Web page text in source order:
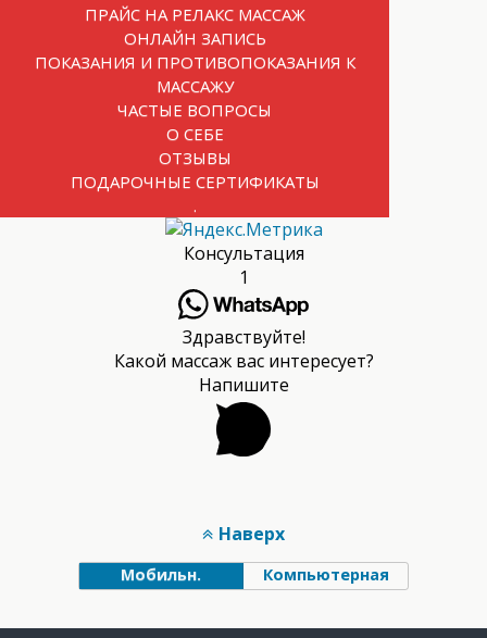
ПРАЙС НА РЕЛАКС МАССАЖ
ОНЛАЙН ЗАПИСЬ
ПОКАЗАНИЯ И ПРОТИВОПОКАЗАНИЯ К
МАССАЖУ
ЧАСТЫЕ ВОПРОСЫ
О СЕБЕ
ОТЗЫВЫ
ПОДАРОЧНЫЕ СЕРТИФИКАТЫ
.
Консультация
1
Здравствуйте!
Какой массаж вас интересует?
Напишите
Наверх
Мобильн. Компьютерная